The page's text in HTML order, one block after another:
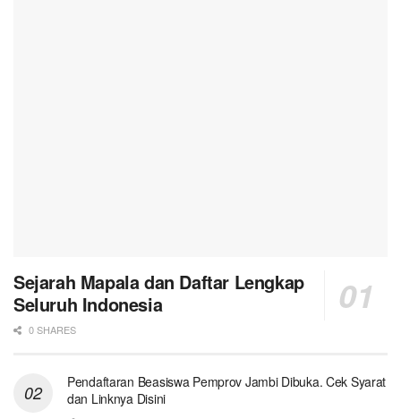
Sejarah Mapala dan Daftar Lengkap
Seluruh Indonesia
0 SHARES
Pendaftaran Beasiswa Pemprov Jambi Dibuka. Cek Syarat
dan Linknya Disini